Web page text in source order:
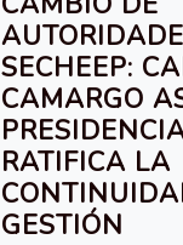
SECHEEP:
CAMARGO
RATIFICA LA
GESTIÓN